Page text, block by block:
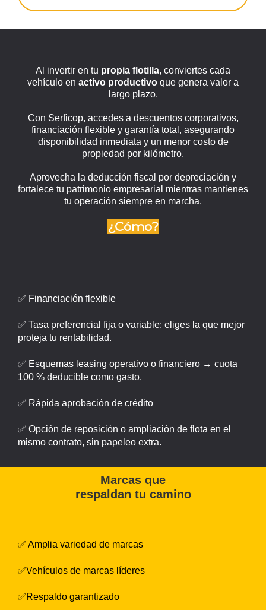
Al invertir en tu propia flotilla, conviertes cada
vehículo en activo productivo que genera valor a
largo plazo.
Con Serficop, accedes a descuentos corporativos,
financiación flexible y garantía total, asegurando
disponibilidad inmediata y un menor costo de
propiedad por kilómetro.
Aprovecha la deducción fiscal por depreciación y
fortalece tu patrimonio empresarial mientras mantienes
tu operación siempre en marcha.
¿Cómo?
✅ Financiación flexible
✅ Tasa preferencial fija o variable: eliges la que mejor
proteja tu rentabilidad.
✅ Esquemas leasing operativo o financiero → cuota
100 % deducible como gasto.
✅ Rápida aprobación de crédito
✅ Opción de reposición o ampliación de flota en el
mismo contrato, sin papeleo extra.
Marcas que
respaldan tu camino
✅ Amplia variedad de marcas
✅Vehículos de marcas líderes
✅Respaldo garantizado